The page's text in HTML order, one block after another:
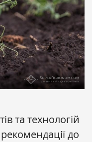
та технологій
до